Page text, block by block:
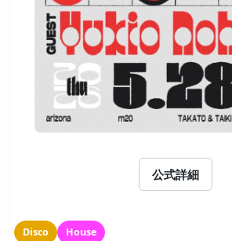
公式詳細
Disco House